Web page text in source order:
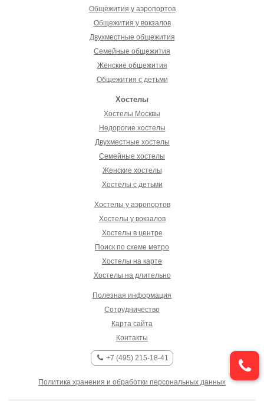
Общежития у аэропортов
Общежития у вокзалов
Двухместные общежития
Семейные общежития
Женские общежития
Общежития с детьми
Хостелы
Хостелы Москвы
Недорогие хостелы
Двухместные хостелы
Семейные хостелы
Женские хостелы
Хостелы с детьми
Хостелы у аэропортов
Хостелы у вокзалов
Хостелы в центре
Поиск по схеме метро
Хостелы на карте
Хостелы на длительно
Полезная информация
Сотрудничество
Карта сайта
Контакты
+7 (495) 215-18-41
Политика хранения и обработки персональных данных